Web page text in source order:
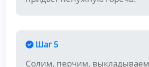
Шаг 5
Солим, перчим, выкладываем